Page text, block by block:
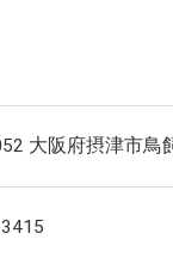
大阪府摂津市鳥